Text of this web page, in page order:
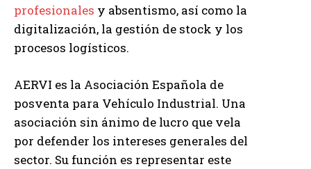
profesionales y absentismo, así como la
digitalización, la gestión de stock y los
procesos logísticos.
AERVI es la Asociación Española de
posventa para Vehículo Industrial. Una
asociación sin ánimo de lucro que vela
por defender los intereses generales del
sector. Su función es representar este